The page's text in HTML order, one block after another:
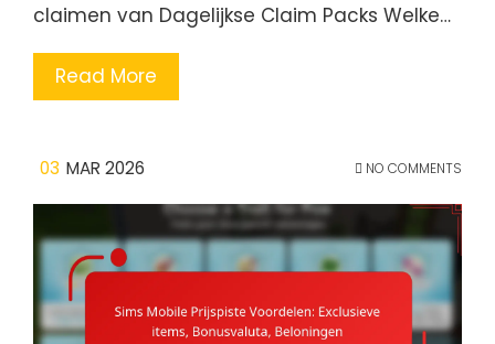
claimen van Dagelijkse Claim Packs Welke…
Read More
03 MAR 2026 NO COMMENTS